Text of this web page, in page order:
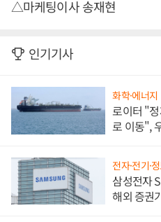
△마케팅이사 송재현
인기기사
화학·에너지
로이터 "
로 이동",
전자·전기·
삼성전자
해외 증권